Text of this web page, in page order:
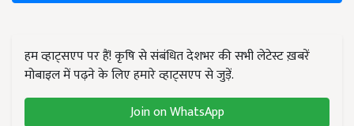
हम व्हाट्सएप पर हैं! कृषि से संबंधित देशभर की सभी लेटेस्ट ख़बरें
मोबाइल में पढ़ने के लिए हमारे व्हाट्सएप से जुड़ें.
Join on WhatsApp